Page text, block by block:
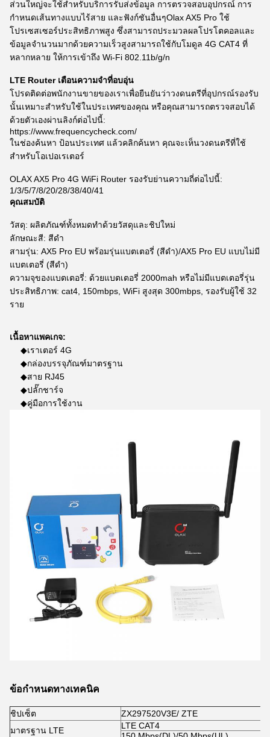
ส่วนใหญ่จะใช้สำหรับบริการรับส่งข้อมูล การตรวจสอบอุปกรณ์ การ
กำหนดเส้นทางแบบไร้สาย และฟังก์ชันอื่นๆOlax AX5 Pro ใช้
โปรเซสเซอร์ประสิทธิภาพสูง ซึ่งสามารถประมวลผลโปรโตคอลและ
ข้อมูลจำนวนมากด้วยความเร็วสูงสามารถใช้กับโมดูล 4G CAT4 ที่
หลากหลาย ให้การเข้าถึง Wi-Fi 802.11b/g/n
LTE Router เตือนความจำที่อบอุ่น
โปรดติดต่อพนักงานขายของเราเพื่อยืนยันว่าวงดนตรีที่อุปกรณ์รองรับ
นั้นเหมาะสำหรับใช้ในประเทศของคุณ หรือคุณสามารถตรวจสอบได้
ด้วยตัวเองผ่านลิงก์ต่อไปนี้:
https://www.frequencycheck.com/
ในช่องค้นหา ป้อนประเทศ แล้วคลิกค้นหา คุณจะเห็นวงดนตรีที่ใช้
สำหรับโอเปอเรเตอร์
OLAX AX5 Pro 4G WiFi Router รองรับย่านความถี่ต่อไปนี้:
1/3/5/7/8/20/28/38/40/41
คุณสมบัติ
วัสดุ: ผลิตภัณฑ์ทั้งหมดทำด้วยวัสดุและชิปใหม่
ลักษณะสี: สีดำ
สามรุ่น: AX5 Pro EU พร้อมรุ่นแบตเตอรี่ (สีดำ)/AX5 Pro EU แบบไม่มี
แบตเตอรี่ (สีดำ)
ความจุของแบตเตอรี่: ด้วยแบตเตอรี่ 2000mah หรือไม่มีแบตเตอรี่รุ่น
ประสิทธิภาพ: cat4, 150mbps, WiFi สูงสุด 300mbps, รองรับผู้ใช้ 32
ราย
เนื้อหาแพคเกจ:
◆เราเตอร์ 4G
◆กล่องบรรจุภัณฑ์มาตรฐาน
◆สาย RJ45
◆ปลั๊กชาร์จ
◆คู่มือการใช้งาน
ข้อกำหนดทางเทคนิค
ชิปเซ็ต
ZX297520V3E/ ZTE
มาตรฐาน LTE
LTE CAT4